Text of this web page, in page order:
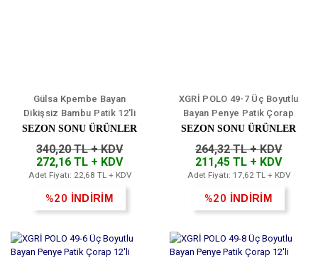
Gülsa Kpembe Bayan
Dikişsiz Bambu Patik 12'li
SEZON SONU ÜRÜNLER
340,20 TL + KDV
272,16 TL + KDV
Adet Fiyatı: 22,68 TL + KDV
%20 İNDİRİM
XGRİ POLO 49-7 Üç Boyutlu
Bayan Penye Patik Çorap
12'li
SEZON SONU ÜRÜNLER
264,32 TL + KDV
211,45 TL + KDV
Adet Fiyatı: 17,62 TL + KDV
%20 İNDİRİM